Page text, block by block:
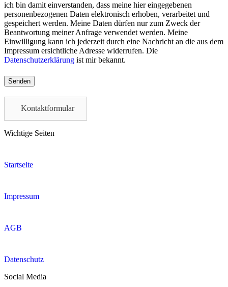
ich bin damit einverstanden, dass meine hier eingegebenen
personenbezogenen Daten elektronisch erhoben, verarbeitet und
gespeichert werden. Meine Daten dürfen nur zum Zweck der
Beantwortung meiner Anfrage verwendet werden. Meine
Einwilligung kann ich jederzeit durch eine Nachricht an die aus dem
Impressum ersichtliche Adresse widerrufen. Die
Datenschutzerklärung ist mir bekannt.
Please
leave
empty.Kontaktformular
Wichtige Seiten
Startseite
Impressum
AGB
Datenschutz
Social Media